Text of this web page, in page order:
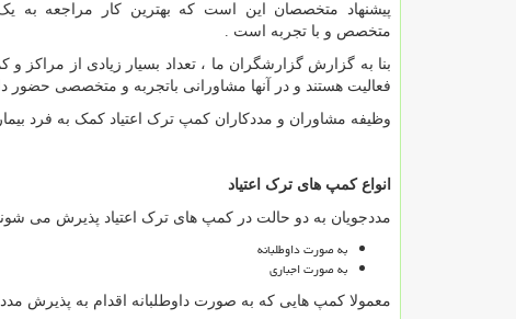
پیشنهاد متخصصان این است که بهترین کار مراجعه به
متخصص و با تجربه است .
بنا به گزارش گزارشگران ما ، تعداد بسیار زیادی از
فعالیت هستند و در آنها مشاورانی باتجربه و متخصصی حضور
وظیفه مشاوران و مددکاران کمپ ترک اعتیاد کمک به فرد
انواع کمپ های ترک اعتیاد
مددجویان به دو حالت در کمپ های ترک اعتیاد پذیرش می
به صورت داوطلبانه
به صورت اجباری
معمولا کمپ هایی که به صورت داوطلبانه اقدام به پذیرش